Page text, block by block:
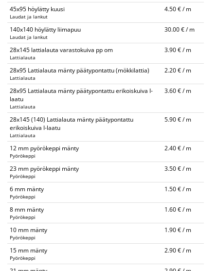
45x95 höylätty kuusi
Laudat ja lankut
4.50 € / m
140x140 höylätty liimapuu
Laudat ja lankut
30.00 € / m
28x145 lattialauta varastokuiva pp om
Lattialauta
3.90 € / m
28x95 Lattialauta mänty päätypontattu (mökkilattia)
Lattialauta
2.20 € / m
28x95 Lattialauta mänty päätypontattu erikoiskuiva I-
laatu
Lattialauta
3.60 € / m
28x145 (140) Lattialauta mänty päätypontattu
erikoiskuiva I-laatu
Lattialauta
5.90 € / m
12 mm pyörökeppi mänty
Pyörökeppi
2.40 € / m
23 mm pyörökeppi mänty
Pyörökeppi
3.50 € / m
6 mm mänty
Pyörökeppi
1.50 € / m
8 mm mänty
Pyörökeppi
1.60 € / m
10 mm mänty
Pyörökeppi
1.90 € / m
15 mm mänty
Pyörökeppi
2.90 € / m